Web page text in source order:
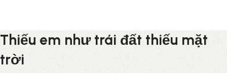
Thiếu em như trái đất thiếu mặt
trời